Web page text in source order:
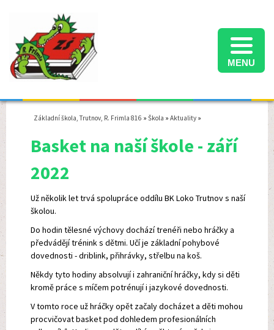
MENU
Základní škola, Trutnov, R. Frimla 816 » Škola » Aktuality »
Basket na naší škole - září
2022
Už několik let trvá spolupráce oddílu BK Loko Trutnov s naší
školou.
Do hodin tělesné výchovy dochází trenéři nebo hráčky a
předvádějí trénink s dětmi. Učí je základní pohybové
dovednosti - driblink, přihrávky, střelbu na koš.
Někdy tyto hodiny absolvují i zahraniční hráčky, kdy si děti
kromě práce s míčem potrénují i jazykové dovednosti.
V tomto roce už hráčky opět začaly docházet a děti mohou
procvičovat basket pod dohledem profesionálních